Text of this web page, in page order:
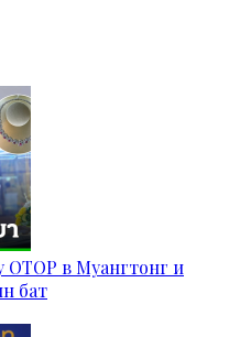
в Муангтонг и
бат